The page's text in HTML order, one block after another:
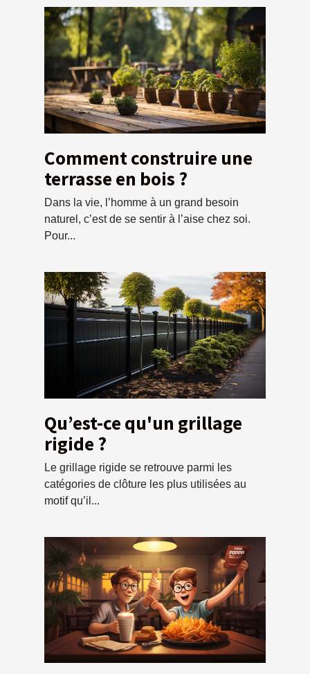
Comment construire une
terrasse en bois ?
Dans la vie, l’homme à un grand besoin
naturel, c’est de se sentir à l’aise chez soi.
Pour...
Qu’est-ce qu'un grillage
rigide ?
Le grillage rigide se retrouve parmi les
catégories de clôture les plus utilisées au
motif qu’il...